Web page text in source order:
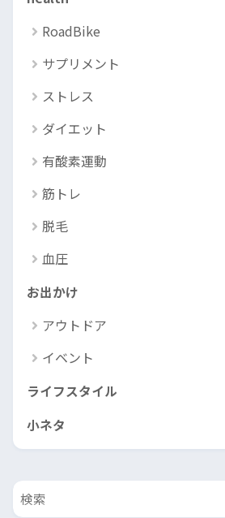
RoadBike
サプリメント
ストレス
ダイエット
有酸素運動
筋トレ
脱毛
血圧
お出かけ
アウトドア
イベント
ライフスタイル
小ネタ